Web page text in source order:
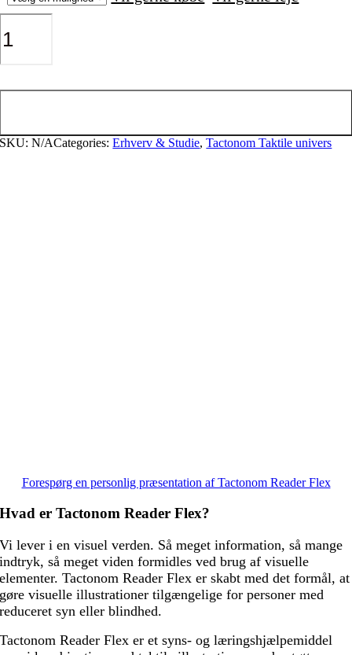
SKU:N/ACategories:Erhverv & Studie,Tactonom Taktile univers
Forespørg en personlig præsentation af Tactonom Reader Flex
Hvad er Tactonom Reader Flex?
Vi lever i en visuel verden. Så meget information, så mange
indtryk, så meget viden formidles ved brug af visuelle
elementer. Tactonom Reader Flex er skabt med det formål, at
gøre visuelle illustrationer tilgængelige for personer med
reduceret syn eller blindhed.
Tactonom Reader Flex er et syns- og læringshjælpemiddel